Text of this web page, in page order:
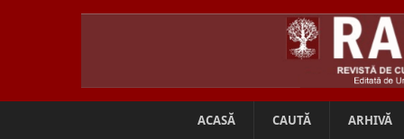
ACASĂ CAUTĂ ARHIVĂ